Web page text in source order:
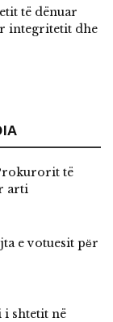
të dënuar
integritetit dhe
të
arti
e votuesit pёr
i shtetit në